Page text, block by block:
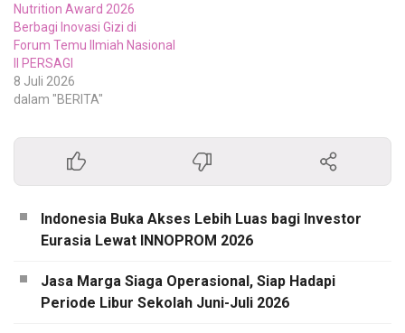
Nutrition Award 2026
Berbagi Inovasi Gizi di
Forum Temu Ilmiah Nasional
II PERSAGI
8 Juli 2026
dalam "BERITA"
Indonesia Buka Akses Lebih Luas bagi Investor
Eurasia Lewat INNOPROM 2026
Jasa Marga Siaga Operasional, Siap Hadapi
Periode Libur Sekolah Juni-Juli 2026